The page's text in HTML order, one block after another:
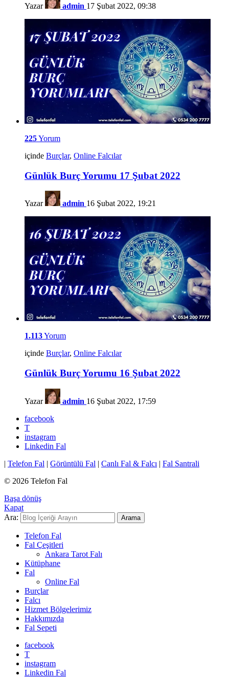
Yazar admin 17 Şubat 2022, 09:38
225Yorum
içinde Burçlar, Online Falcılar
Günlük Burç Yorumu 17 Şubat 2022
Yazar admin 16 Şubat 2022, 19:21
1.113Yorum
içinde Burçlar, Online Falcılar
Günlük Burç Yorumu 16 Şubat 2022
Yazar admin 16 Şubat 2022, 17:59
facebook
T
instagram
Linkedin Fal
| Telefon Fal | Görüntülü Fal | Canlı Fal & Falcı | Fal Santrali
© 2026 Telefon Fal
Başa dönüş
Kapat
Ara:
Arama
Telefon Fal
Fal Çeşitleri
Ankara Tarot Falı
Kütüphane
Fal
Online Fal
Burçlar
Falcı
Hizmet Bölgelerimiz
Hakkımızda
Fal Sepeti
facebook
T
instagram
Linkedin Fal